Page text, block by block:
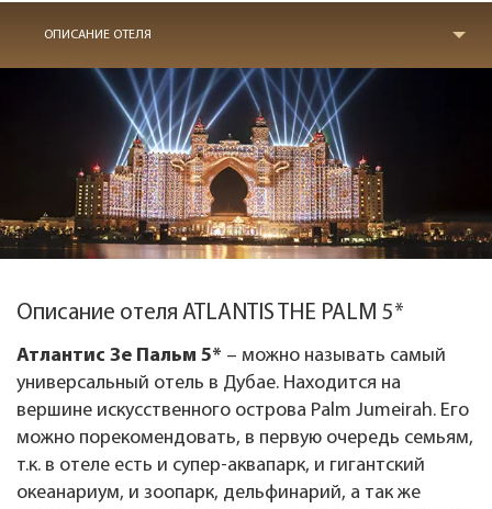
ОПИСАНИЕ ОТЕЛЯ
Описание отеля ATLANTIS THE PALM 5*
Атлантис Зе Пальм 5* – можно называть самый
универсальный отель в Дубае. Находится на
вершине искусственного острова Palm Jumeirah. Его
можно порекомендовать, в первую очередь семьям,
т.к. в отеле есть и супер-аквапарк, и гигантский
океанариум, и зоопарк, дельфинарий, а так же